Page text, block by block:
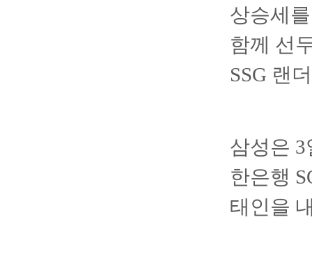
상승세
함께 선
SSG 랜
삼성은 3
한은행
태인을